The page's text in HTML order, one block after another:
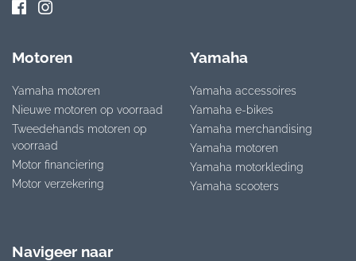
Motoren
Yamaha motoren
Nieuwe motoren op voorraad
Tweedehands motoren op
voorraad
Motor financiering
Motor verzekering
Yamaha
Yamaha accessoires
Yamaha e-bikes
Yamaha merchandising
Yamaha motoren
Yamaha motorkleding
Yamaha scooters
Navigeer naar